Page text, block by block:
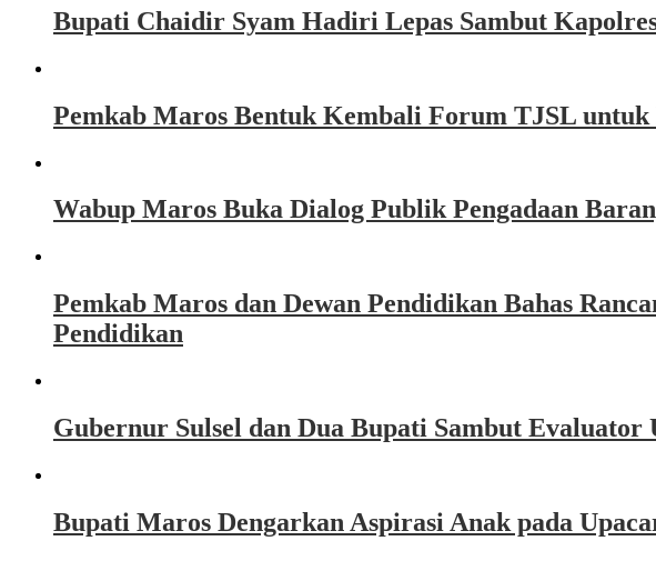
Bupati Chaidir Syam Hadiri Lepas Sambut
Pemkab Maros Bentuk Kembali Forum TJSL untuk
Wabup Maros Buka Dialog Publik Pengadaan
Pemkab Maros dan Dewan Pendidikan Bahas
Pendidikan
Gubernur Sulsel dan Dua Bupati Sambut
Bupati Maros Dengarkan Aspirasi Anak pada